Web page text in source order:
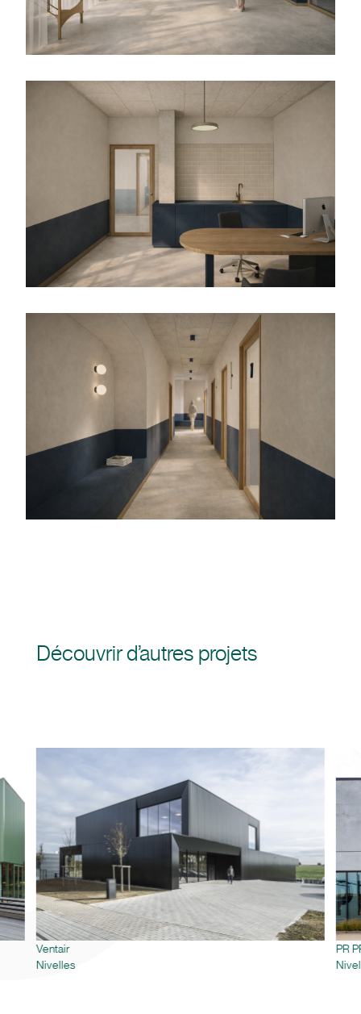
Découvrir d’autres projets
Ventair
Nivelles
PR